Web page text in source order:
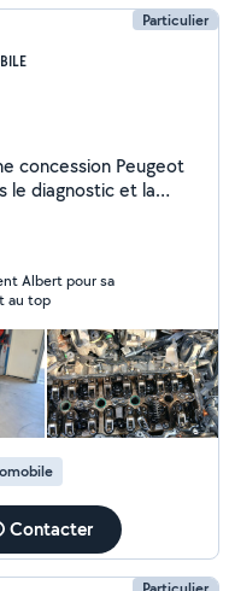
Particulier
concession Peugeot
le diagnostic et la
et
avec précision
en mettant en œuvre
Rigoureux,
je maîtrise les
constructeur afin
de qualité.
Albert pour sa
au top
Contacter